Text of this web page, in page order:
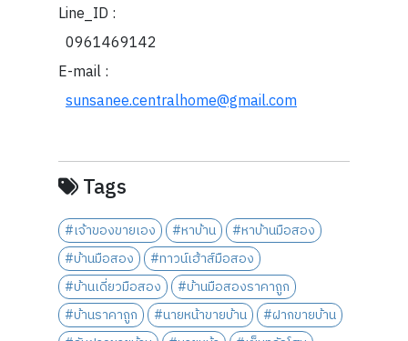
Line_ID :
0961469142
E-mail :
sunsanee.centralhome@gmail.com
Tags
#เจ้าของขายเอง #หาบ้าน
#หาบ้านมือสอง
#บ้านมือสอง
#ทาวน์เฮ้าส์มือสอง
#บ้านเดี่ยวมือสอง
#บ้านมือสองราคาถูก
#บ้านราคาถูก
#นายหน้าขายบ้าน
#ฝากขายบ้าน